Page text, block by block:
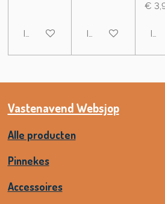
In winkelwagenIn winkelwagen
€
In
Vastenavend Websjop
Alle producten
Pinnekes
Accessoires